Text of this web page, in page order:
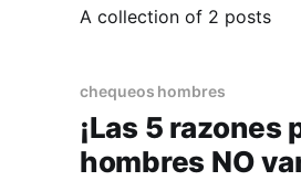
A collection of 2 posts
chequeos hombres
¡Las 5 razones
hombres NO